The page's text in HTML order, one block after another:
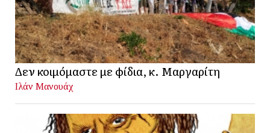
Δεν κοιμόμαστε με φίδια, κ. Μαργαρίτη
Ιλάν Μανουάχ